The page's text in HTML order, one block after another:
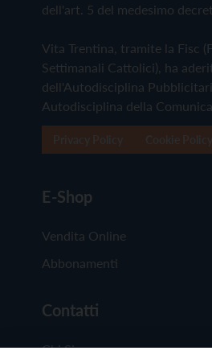
dell'art. 5 del medesimo
Vita Trentina, tramite la Fisc
Settimanali Cattolici), ha
dell'Autodisciplina
Autodisciplina della
E-Shop
Vendita Online
Abbonamenti
Contatti
Chi Siamo